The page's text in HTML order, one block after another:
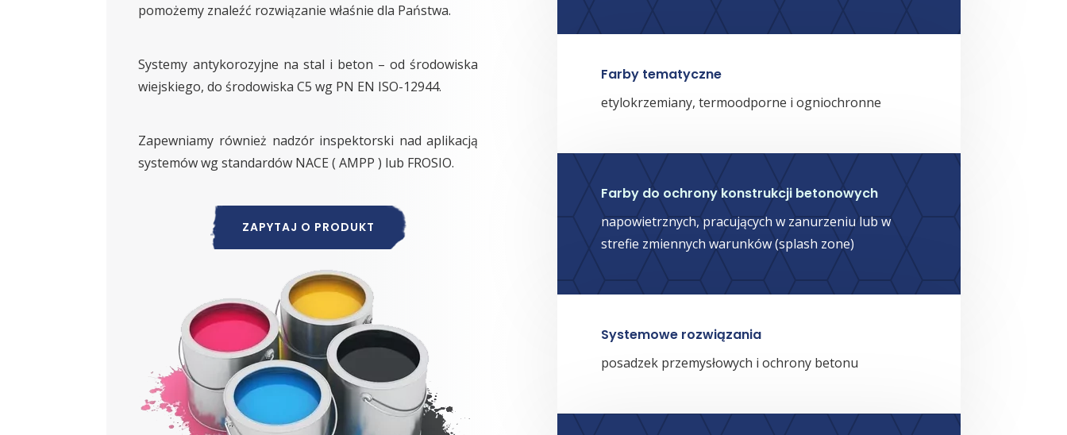
pomożemy znaleźć rozwiązanie właśnie dla Państwa.
Systemy antykorozyjne na stal i beton – od środowiska
wiejskiego, do środowiska C5 wg PN EN ISO-12944.
Zapewniamy również nadzór inspektorski nad aplikacją
systemów wg standardów NACE ( AMPP ) lub FROSIO.
ZAPYTAJ O PRODUKT
Farby tematyczne
etylokrzemiany, termoodporne i ogniochronne
Farby do ochrony konstrukcji betonowych
napowietrznych, pracujących w zanurzeniu lub w
strefie zmiennych warunków (splash zone)
Systemowe rozwiązania
posadzek przemysłowych i ochrony betonu